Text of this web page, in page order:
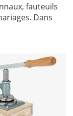
fauteuils
Dans